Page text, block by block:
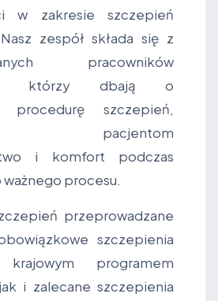
w zakresie szczepień
zespół składa się z
pracowników
którzy dbają o
procedurę szczepień,
pacjentom
i komfort podczas
procesu.
przeprowadzane
szczepienia
programem
i zalecane szczepienia